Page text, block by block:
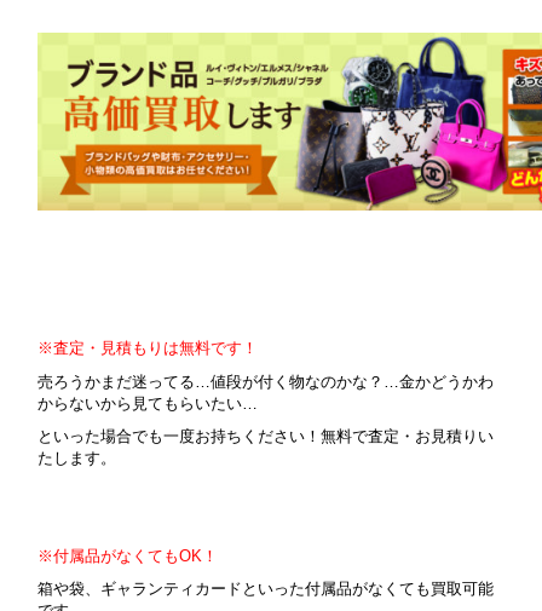
※査定・見積もりは無料です！
売ろうかまだ迷ってる…値段が付く物なのかな？…金かどうかわ
からないから見てもらいたい…
といった場合でも一度お持ちください！無料で査定・お見積りい
たします。
※付属品がなくてもOK！
箱や袋、ギャランティカードといった付属品がなくても買取可能